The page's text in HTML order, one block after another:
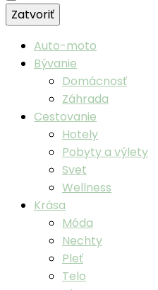
Zatvoriť
Auto-moto
Bývanie
Domácnosť
Záhrada
Cestovanie
Hotely
Pobyty a výlety
Svet
Wellness
Krása
Móda
Nechty
Pleť
Telo